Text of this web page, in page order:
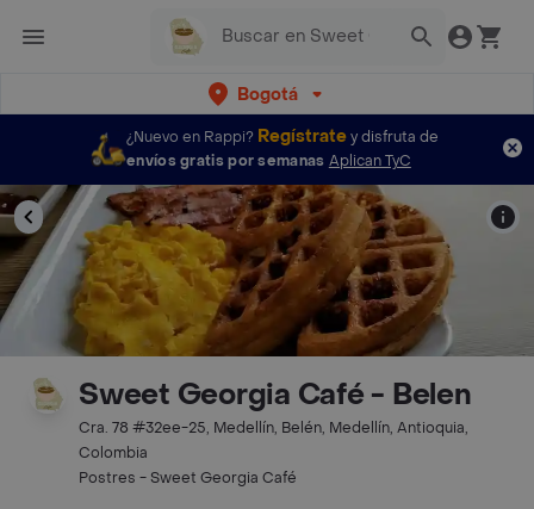
Bogotá
¿Nuevo en Rappi? Regístratey disfruta de
envíos gratis por semanas Aplican TyC
Sweet Georgia Café - Belen
Cra. 78 #32ee-25, Medellín, Belén, Medellín, Antioquia,
Colombia
Postres - Sweet Georgia Café